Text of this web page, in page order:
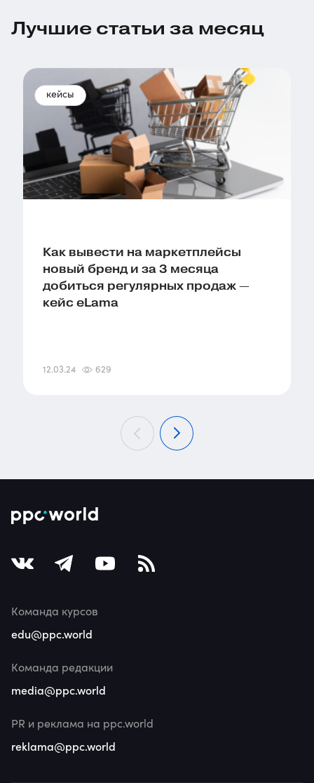
Лучшие статьи за месяц
кейсы
Как вывести на маркетплейсы
новый бренд и за 3 месяца
добиться регулярных продаж —
кейс eLama
12.03.24 629
Команда курсов
edu@ppc.world
Команда редакции
media@ppc.world
PR и реклама на ppc.world
reklama@ppc.world